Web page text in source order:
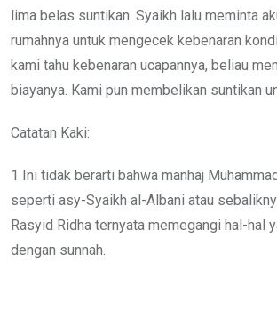
lima belas suntikan. Syaikh lalu meminta
rumahnya untuk mengecek kebenaran
kami tahu kebenaran ucapannya, beliau
biayanya. Kami pun membelikan suntikan
Catatan Kaki:
1 Ini tidak berarti bahwa manhaj
seperti asy-Syaikh al-Albani atau
Rasyid Ridha ternyata memegangi hal-hal
dengan sunnah.